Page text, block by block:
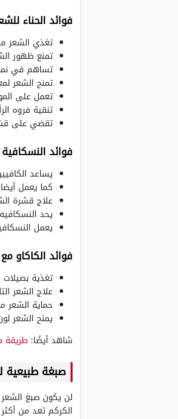
فوائد الحناء
تغذي الشعر
تمنع ظهور
تساهم في
تمنح الشعر
تعمل على
تنقية فروه
تقضي على
فوائد
يساعد
كما يعمل
علاج قشرة
يحد
يعمل
فوائد الكاكاو
تغذية
علاج الشعر
حماية الشعر
يمنح الشعر
شاهد أيضًا: طريقة
صبغة طبيعية
لن يكون صبغ الشعر
الكركم تعد من